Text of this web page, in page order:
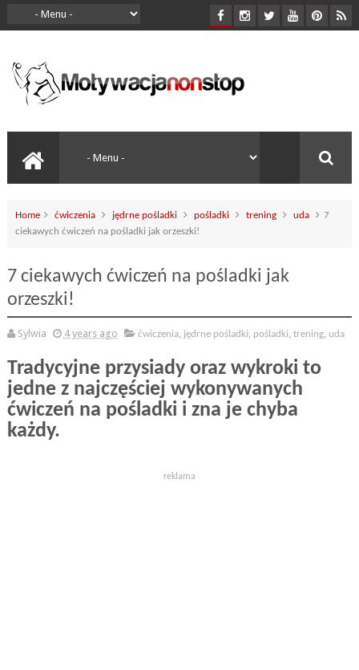
Home ćwiczenia jędrne pośladki pośladki trening uda
7
ciekawych ćwiczeń na pośladki jak orzeszki!
7 ciekawych ćwiczeń na pośladki jak
orzeszki!
Sylwia 4 years ago ćwiczenia, jędrne pośladki, pośladki, trening, uda
Tradycyjne przysiady oraz wykroki to
jedne z najczęściej wykonywanych
ćwiczeń na pośladki i zna je chyba
każdy.
reklama